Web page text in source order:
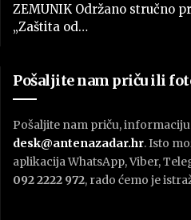
ZEMUNIK Održano stručno
„Zaštita od…
Pošaljite nam priču ili
Pošaljite nam priču,
desk@antenazadar.hr. Isto
aplikacija WhatsApp, Viber,
092 2222 972, rado ćemo je